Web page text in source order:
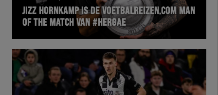
EXCHER
HERTEL
Natuurgras
JIZZ HORNKAMP IS DE VOETBALREIZEN.COM MAN
OF THE MATCH VAN #HERGAE